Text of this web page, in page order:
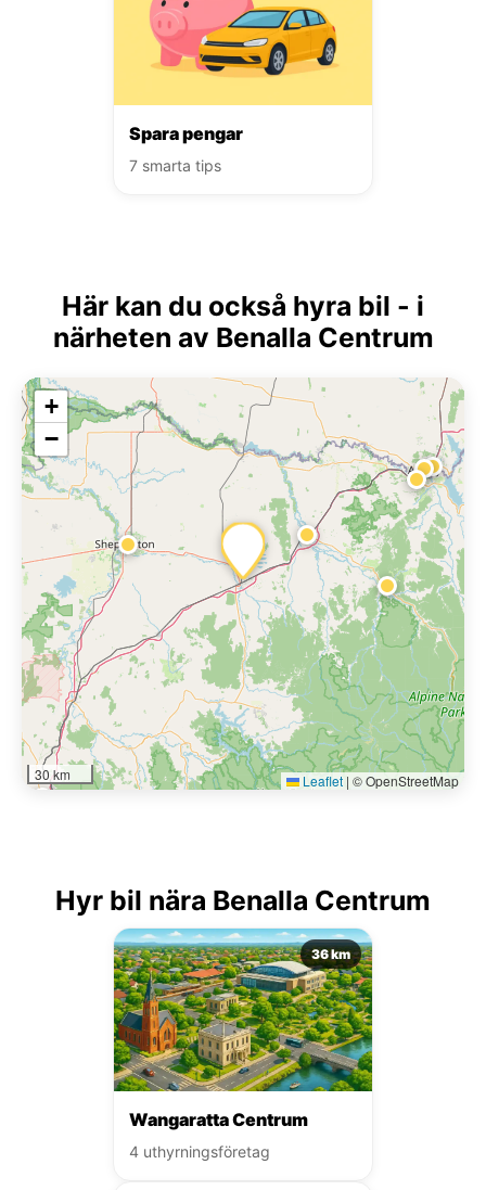
Spara pengar
7 smarta tips
Här kan du också hyra bil - i
närheten av Benalla Centrum
+
−
30 km Leaflet | © OpenStreetMap
Hyr bil nära Benalla Centrum
36 km
Wangaratta Centrum
4 uthyrningsföretag